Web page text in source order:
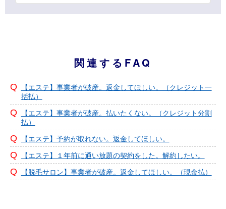
関連するFAQ
【エステ】事業者が破産。返金してほしい。（クレジット一
括払）
【エステ】事業者が破産。払いたくない。（クレジット分割
払）
【エステ】予約が取れない。返金してほしい。
【エステ】１年前に通い放題の契約をした。解約したい。
【脱毛サロン】事業者が破産。返金してほしい。（現金払）